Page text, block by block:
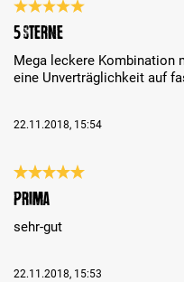
Review with rating of 5 out
5 Sterne
Mega leckere Kombination
eine Unverträglichkeit auf
22.11.2018, 15:54
Review with rating of 5 out
prima
sehr-gut
22.11.2018, 15:53